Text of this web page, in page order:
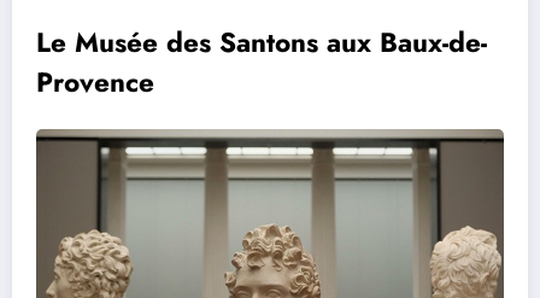
Le Musée des Santons aux Baux-de-
Provence